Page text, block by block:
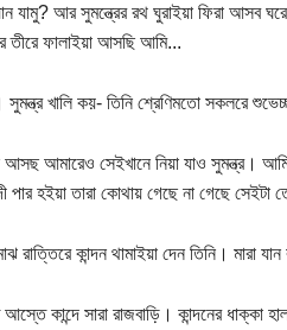
যামু? আর সুমন্ত্রের রথ ঘুরাইয়া ফিরা আসব
তীরে ফালাইয়া আসছি আমি...
খালি কয়- তিনি শ্রেণিমতো সকলরে
আসছ আমারেও সেইখানে নিয়া যাও সুমন্ত্র।
হইয়া তারা কোথায় গেছে না গেছে সেইটা
কান্দন থামাইয়া দেন তিনি। মারা
কান্দে সারা রাজবাড়ি। কান্দনের ধাক্কা